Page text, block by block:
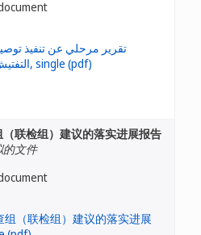
联检组）建议的落实进展报告
的文件